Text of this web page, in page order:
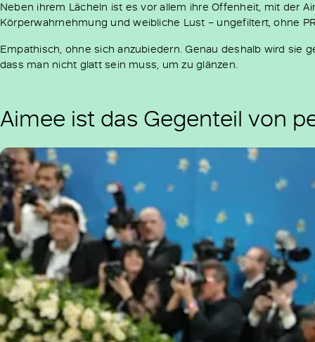
Neben ihrem Lächeln ist es vor allem ihre Offenheit, mit der
Körperwahrnehmung und weibliche Lust – ungefiltert, ohne
Empathisch, ohne sich anzubiedern. Genau deshalb wird sie
dass man nicht glatt sein muss, um zu glänzen.
Aimee ist das Gegenteil von